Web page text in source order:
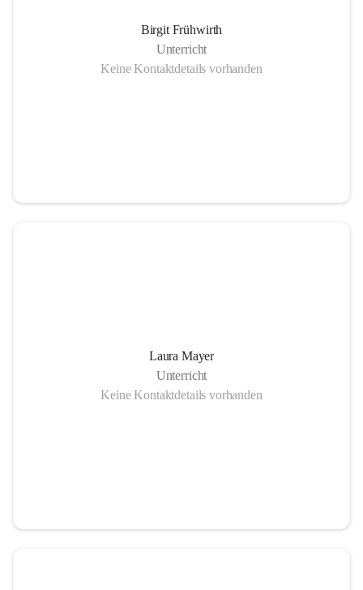
Birgit Frühwirth
Unterricht
Keine Kontaktdetails vorhanden
Laura Mayer
Unterricht
Keine Kontaktdetails vorhanden